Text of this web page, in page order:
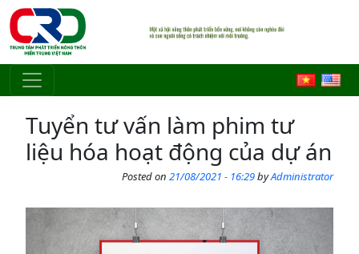
Skip to main content
Tuyển tư vấn làm phim tư
liệu hóa hoạt động của dự án
Posted on 21/08/2021 - 16:29byAdministrator